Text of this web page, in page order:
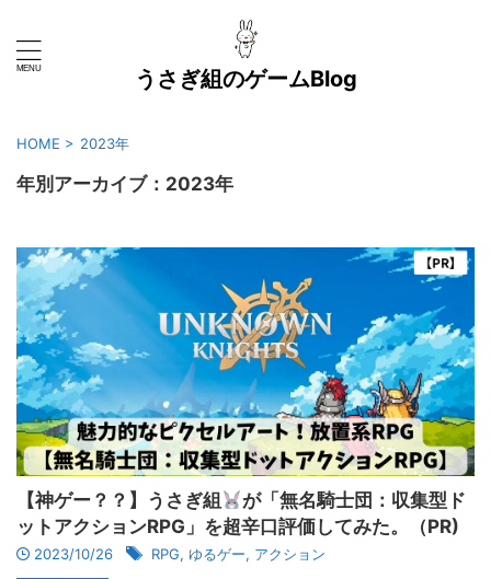
うさぎ組のゲームBlog
HOME > 2023年
年別アーカイブ：2023年
【神ゲー？？】うさぎ組
が「無名騎士団：収集型ド
ットアクションRPG」を超辛口評価してみた。（PR)
2023/10/26 RPG, ゆるゲー, アクション